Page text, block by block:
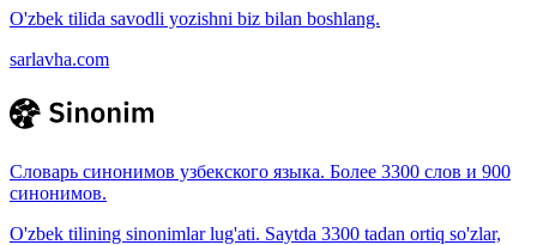
O'zbek tilida savodli yozishni biz bilan boshlang.
sarlavha.com
Словарь синонимов узбекского языка. Более 3300 слов и 900
синонимов.
O'zbek tilining sinonimlar lug'ati. Saytda 3300 tadan ortiq so'zlar,